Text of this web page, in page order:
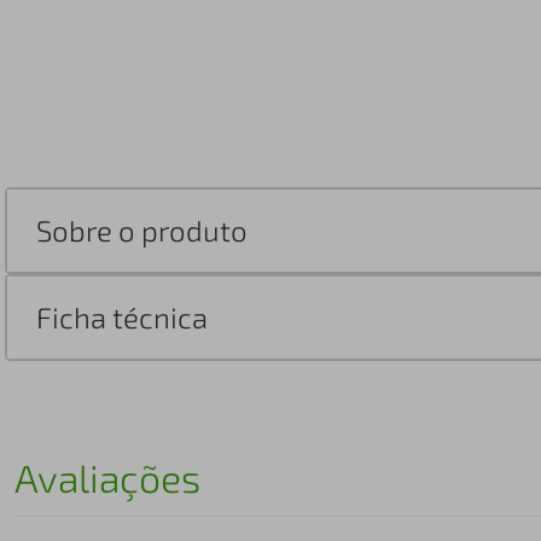
Sobre o produto
Ficha técnica
Avaliações